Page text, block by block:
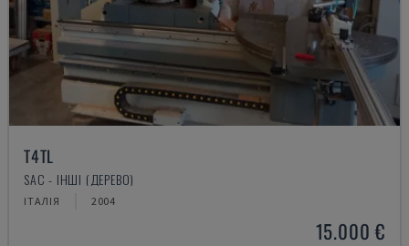
T4TL
SAC - ІНШІ (ДЕРЕВО)
ІТАЛІЯ 2004
15.000 €